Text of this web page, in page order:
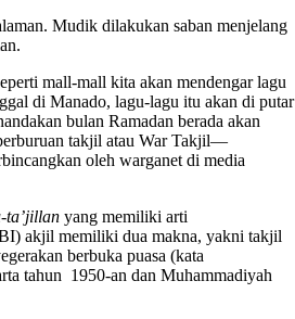
Mudik dilakukan saban menjelang
mall-mall kita akan mendengar lagu
di Manado, lagu-lagu itu akan di putar
bulan Ramadan berada akan
takjil atau War Takjil—
oleh warganet di media
ta’jillan yang memiliki arti
akjil memiliki dua makna, yakni takjil
berbuka puasa (kata
tahun 1950-an dan Muhammadiyah